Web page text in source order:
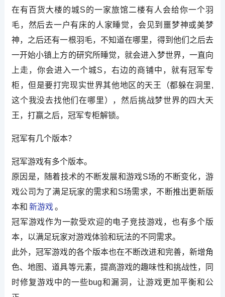
在有百货大楼的城S的一家旅馆二楼有人会给你一个羽
毛，然后去一户有床的人家睡觉，会见到噩梦神或美梦
神，之后还有一根羽毛，不知道在哪里，得到他们之后去
一开始小镇上方的研究所睡觉，就会进入梦世界，一直向
上走，你会进入一个城S，右边的商铺中，就有冠军专
柜，但是要打完现实世界其他地区的天王（都躲在洞里,
这个我没去找他们在哪里），然后挑战梦世界的四大天
王，打赢之后，冠军专柜解锁。
冠军有几个版本？
冠军游戏有多个版本。
原因是，随着技术的不断发展和游戏S场的不断变化，游
戏公司为了满足玩家的需求和S场需求，不断推出更新版
本和 新游戏。
冠军游戏作为一款受欢迎的电子竞技游戏，也有多个版
本，以满足玩家对游戏体验和玩法的不同需求。
此外，冠军游戏的各个版本也在不断改进和完善，新增角
色、地图、道具等元素，提高游戏的趣味性和挑战性，同
时修复游戏中的一些bug和漏洞，让游戏更加平衡和公